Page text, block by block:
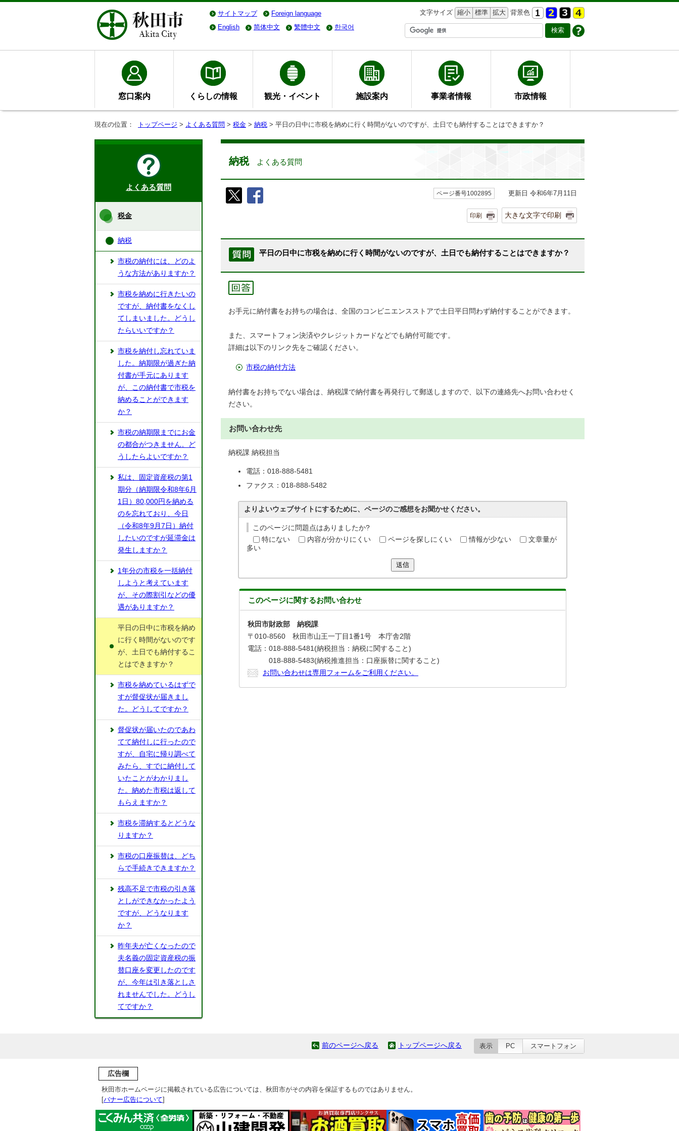
サイトマップ Foreign language 文字サイズ 縮小 標準 拡大 背景色
English
简体中文 繁體中文 한국어
窓口案内 くらしの情報 観光・イベント 施設案内 事業者情報 市政情報
現在の位置： トップページ > よくある質問 > 税金 > 納税 > 平日の日中に市税を納めに行く時間がないのですが、土日でも納付することはできますか？
納税よくある質問
ページ番号1002895 更新日 令和6年7月11日
印刷 大きな文字で印刷
平日の日中に市税を納めに行く時間がないのですが、土日でも納付することはできますか？
お手元に納付書をお持ちの場合は、全国のコンビニエンスストアで土日平日問わず納付することができます。
また、スマートフォン決済やクレジットカードなどでも納付可能です。
詳細は以下のリンク先をご確認ください。
市税の納付方法
納付書をお持ちでない場合は、納税課で納付書を再発行して郵送しますので、以下の連絡先へお問い合わせく
ださい。
お問い合わせ先
納税課 納税担当
電話：018-888-5481
ファクス：018-888-5482
よりよいウェブサイトにするために、ページのご感想をお聞かせください。
このページに問題点はありましたか?
特にない
内容が分かりにくい ページを探しにくい 情報が少ない
文章量が
多い
送信
このページに関するお問い合わせ
秋田市財政部 納税課
〒010-8560 秋田市山王一丁目1番1号 本庁舎2階
電話：018-888-5481(納税担当：納税に関すること)
018-888-5483(納税推進担当：口座振替に関すること)
お問い合わせは専用フォームをご利用ください。
よくある質問
税金
納税
市税の納付には、どのよ
うな方法がありますか？
市税を納めに行きたいの
ですが、納付書をなくし
てしまいました。どうし
たらいいですか？
市税を納付し忘れていま
した。納期限が過ぎた納
付書が手元にあります
が、この納付書で市税を
納めることができます
か？
市税の納期限までにお金
の都合がつきません。ど
うしたらよいですか？
私は、固定資産税の第1
期分（納期限令和8年6月
1日）80,000円を納める
のを忘れており、今日
（令和8年9月7日）納付
したいのですが延滞金は
発生しますか？
1年分の市税を一括納付
しようと考えています
が、その際割引などの優
遇がありますか？
平日の日中に市税を納め
に行く時間がないのです
が、土日でも納付するこ
とはできますか？
市税を納めているはずで
すが督促状が届きまし
た。どうしてですか？
督促状が届いたのであわ
てて納付しに行ったので
すが、自宅に帰り調べて
みたら、すでに納付して
いたことがわかりまし
た。納めた市税は返して
もらえますか？
市税を滞納するとどうな
りますか？
市税の口座振替は、どち
らで手続きできますか？
残高不足で市税の引き落
としができなかったよう
ですが、どうなります
か？
昨年夫が亡くなったので
夫名義の固定資産税の振
替口座を変更したのです
が、今年は引き落としさ
れませんでした。どうし
てですか？
前のページへ戻る トップページへ戻る 表示 PC スマートフォン
広告欄
秋田市ホームページに掲載されている広告については、秋田市がその内容を保証するものではありません。
[バナー広告について]